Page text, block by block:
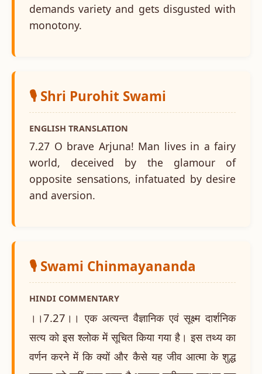
demands variety and gets disgusted with
monotony.
🎙️ Shri Purohit Swami
ENGLISH TRANSLATION
7.27 O brave Arjuna! Man lives in a fairy
world, deceived by the glamour of
opposite sensations, infatuated by desire
and aversion.
🎙️ Swami Chinmayananda
HINDI COMMENTARY
।।7.27।। एक अत्यन्त वैज्ञानिक एवं सूक्ष्म दार्शनिक
सत्य को इस श्लोक में सूचित किया गया है। इस तथ्य का
वर्णन करने में कि क्यों और कैसे यह जीव आत्मा के शुद्ध